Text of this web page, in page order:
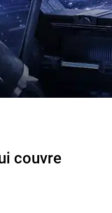
couvre